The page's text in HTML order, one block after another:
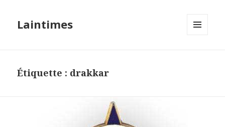
Laintimes
Étiquette : drakkar